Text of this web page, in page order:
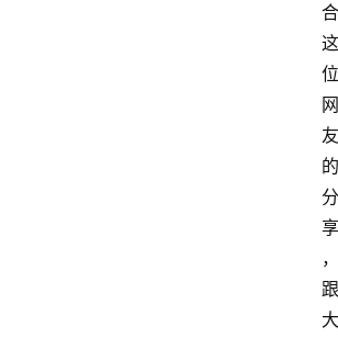
合
这
位
网
友
的
分
享
，
跟
大